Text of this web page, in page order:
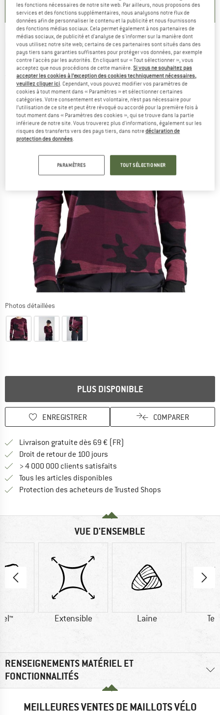
DEVOLD -Women's Kløvstien Merino Shirt -
Maillot de cyclisme
(0)
Photos détaillées
PLUS DISPONIBLE
ENREGISTRER COMPARER
Livraison gratuite dès 69 € (FR)
Droit de retour de 100 jours
> 4 000 000 clients satisfaits
Tous les articles disponibles
Protection des acheteurs de Trusted Shops
VUE D'ENSEMBLE
Extensible Laine
RENSEIGNEMENTS MATÉRIEL ET
FONCTIONNALITÉS
MEILLEURES VENTES DE MAILLOTS VÉLO
les fonctions nécessaires de notre site web. Par ailleurs, nous proposons des
services et des fonctions supplémentaires, nous analysons notre flux de
données afin de personnaliser le contenu et la publicité et nous fournissons
des fonctions médias sociaux. Cela permet également à nos partenaires de
médias sociaux, de publicité et d'analyse de s'informer sur la manière dont
vous utilisez notre site web; certains de ces partenaires sont situés dans des
pays tiers sans garanties suffisantes pour protéger vos données, par exemple
contre l'accès par les autorités. En cliquant sur « Tout sélectionner », vous
acceptez que nous procédions de cette manière.Si vous ne souhaitez pas
accepter les cookies à l’exception des cookies techniquement nécessaires,
veuillez cliquer ici. Cependant, vous pouvez modifier vos paramètres de
cookies à tout moment dans « Paramètres » et sélectionner certaines
catégories. Votre consentement est volontaire, n’est pas nécessaire pour
l’utilisation de ce site et peut être révoqué ou accordé pour la première fois à
tout moment dans « Paramètres des cookies », qui se trouve dans la partie
inférieure de notre site. Vous trouverez plus d'informations, également sur les
risques des transferts vers des pays tiers, dans notredéclaration de
protection des données.
PARAMÈTRES TOUT SÉLECTIONNER